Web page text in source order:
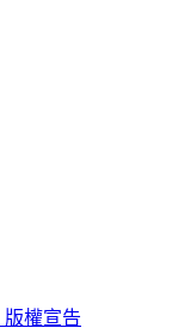
版權宣告